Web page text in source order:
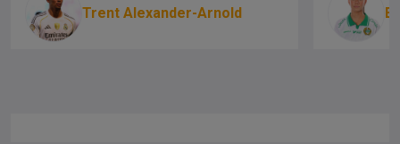
Trent Alexander-Arnold